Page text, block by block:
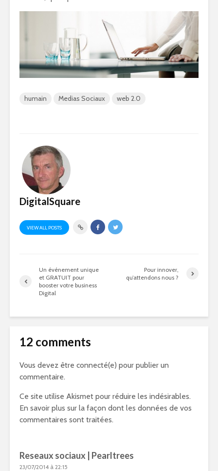
humain Medias Sociaux web 2.0
DigitalSquare
VIEW ALL POSTS
Un événement unique
et GRATUIT pour
booster votre business
Digital
Pour innover,
qu’attendons nous ?
12 comments
Vous devez être connecté(e) pour publier un
commentaire.
Ce site utilise Akismet pour réduire les indésirables.
En savoir plus sur la façon dont les données de vos
commentaires sont traitées.
Reseaux sociaux | Pearltrees
23/07/2014 à 22:15